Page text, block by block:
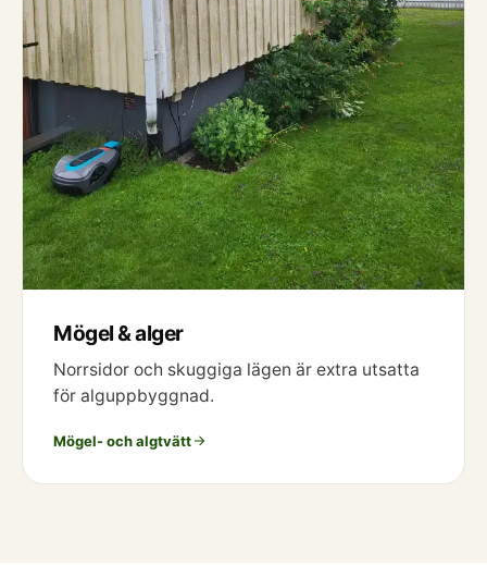
Mögel & alger
Norrsidor och skuggiga lägen är extra utsatta
för alguppbyggnad.
Mögel- och algtvätt